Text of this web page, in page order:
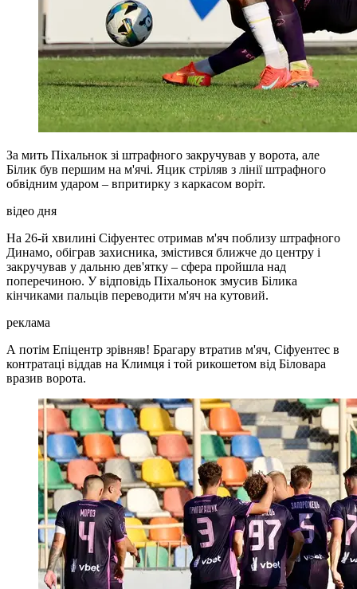
За мить Піхальнок зі штрафного закручував у ворота, але
Білик був першим на м'ячі. Яцик стріляв з лінії штрафного
обвідним ударом – впритирку з каркасом воріт.
відео дня
На 26-й хвилині Сіфуентес отримав м'яч поблизу штрафного
Динамо, обіграв захисника, змістився ближче до центру і
закручував у дальню дев'ятку – сфера пройшла над
поперечиною. У відповідь Піхальонок змусив Білика
кінчиками пальців переводити м'яч на кутовий.
реклама
А потім Епіцентр зрівняв! Брагару втратив м'яч, Сіфуентес в
контратаці віддав на Климця і той рикошетом від Біловара
вразив ворота.